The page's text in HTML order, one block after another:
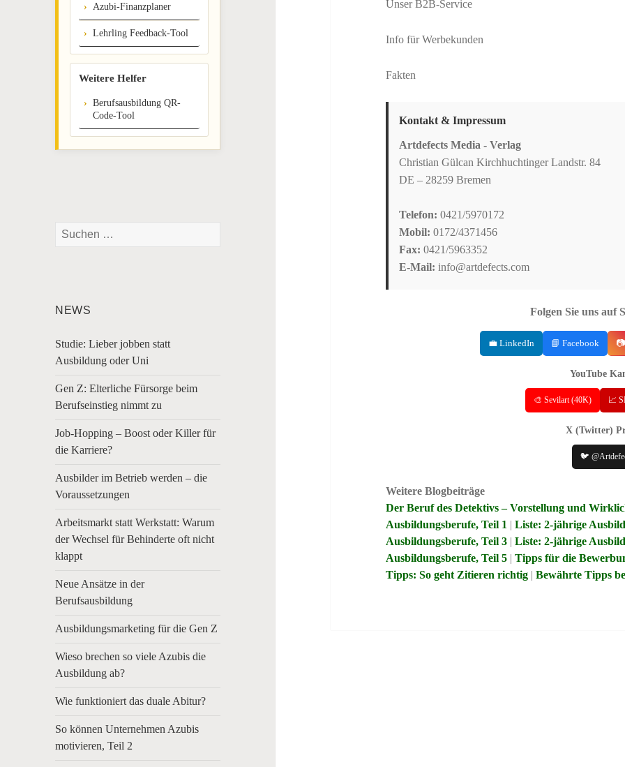
Azubi-Finanzplaner
Lehrling Feedback-Tool
Weitere Helfer
Berufsausbildung QR-
Code-Tool
Suchen
NEWS
Studie: Lieber jobben statt
Ausbildung oder Uni
Gen Z: Elterliche Fürsorge beim
Berufseinstieg nimmt zu
Job-Hopping – Boost oder Killer für
die Karriere?
Ausbilder im Betrieb werden – die
Voraussetzungen
Arbeitsmarkt statt Werkstatt: Warum
der Wechsel für Behinderte oft nicht
klappt
Neue Ansätze in der
Berufsausbildung
Ausbildungsmarketing für die Gen Z
Wieso brechen so viele Azubis die
Ausbildung ab?
Wie funktioniert das duale Abitur?
So können Unternehmen Azubis
motivieren, Teil 2
Unser B2B-Service
Info für Werbekunden
Fakten
Kontakt & Impressum
Artdefects Media - Verlag
Christian Gülcan Kirchhuchtinger Landstr. 84
DE – 28259 Bremen
Telefon: 0421/5970172
Mobil: 0172/4371456
Fax: 0421/5963352
E-Mail: info@artdefects.com
Folgen Sie uns auf
💼 LinkedIn 📘 Facebook
YouTube
🎨 Sevilart (40K) 📈
X (Twitter)
🐦
Weitere Blogbeiträge
Der Beruf des Detektivs – Vorstellung und
Ausbildungsberufe, Teil 1 |Liste: 2-jährige
Ausbildungsberufe, Teil 3 |Liste: 2-jährige
Ausbildungsberufe, Teil 5 |Tipps für die
Tipps: So geht Zitieren richtig |Bewährte Tipps